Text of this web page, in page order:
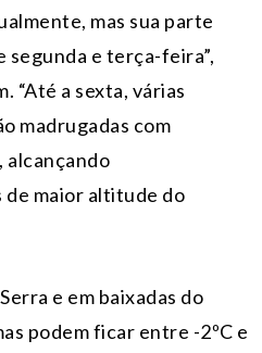
mas sua parte
e terça-feira”,
“Até a sexta, várias
madrugadas com
alcançando
maior altitude do
e em baixadas do
podem ficar entre -2ºC e